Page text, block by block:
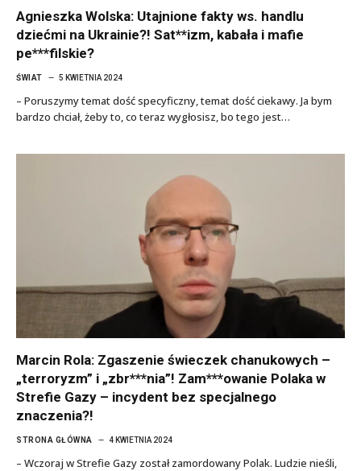
Agnieszka Wolska: Utajnione fakty ws. handlu
dziećmi na Ukrainie?! Sat**izm, kabała i mafie
pe***filskie?
ŚWIAT 5 KWIETNIA 2024
– Poruszymy temat dość specyficzny, temat dość ciekawy. Ja bym
bardzo chciał, żeby to, co teraz wygłosisz, bo tego jest…
Marcin Rola: Zgaszenie świeczek chanukowych –
„terroryzm” i „zbr***nia”! Zam***owanie Polaka w
Strefie Gazy – incydent bez specjalnego
znaczenia?!
STRONA GŁÓWNA 4 KWIETNIA 2024
– Wczoraj w Strefie Gazy został zamordowany Polak. Ludzie nieśli,